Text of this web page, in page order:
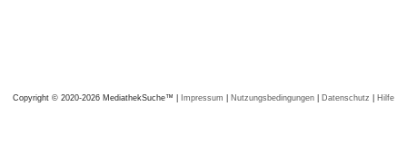
Copyright © 2020-2026 MediathekSuche™ | Impressum | Nutzungsbedingungen | Datenschutz | Hilfe